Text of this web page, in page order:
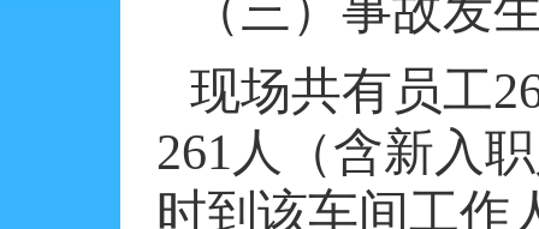
现场共有员工
261 人（含新入
时到该车间工作